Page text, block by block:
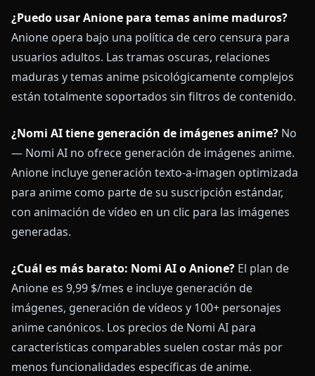
¿Puedo usar Anione para temas anime maduros?
Anione opera bajo una política de cero censura para
usuarios adultos. Las tramas oscuras, relaciones
maduras y temas anime psicológicamente complejos
están totalmente soportados sin filtros de contenido.
¿Nomi AI tiene generación de imágenes anime? No
— Nomi AI no ofrece generación de imágenes anime.
Anione incluye generación texto-a-imagen optimizada
para anime como parte de su suscripción estándar,
con animación de vídeo en un clic para las imágenes
generadas.
¿Cuál es más barato: Nomi AI o Anione? El plan de
Anione es 9,99 $/mes e incluye generación de
imágenes, generación de vídeos y 100+ personajes
anime canónicos. Los precios de Nomi AI para
características comparables suelen costar más por
menos funcionalidades específicas de anime.